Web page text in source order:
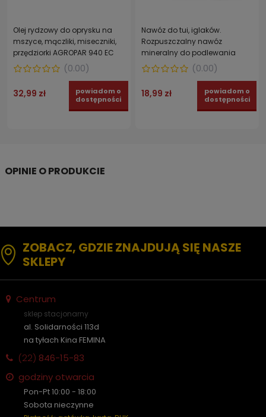
Olej rydzowy do oprysku na
mszyce, mączliki, miseczniki,
przędziorki AGROPAR 940 EC
150 ml
(0.00)
32,99 zł
powiadom o
dostępności
Nawóz do tui, iglaków.
Rozpuszczalny nawóz
mineralny do podlewania
roślin iglastych AGRECOL 350
g
(0.00)
18,99 zł
powiadom o
dostępności
ZOBACZ, GDZIE ZNAJDUJĄ SIĘ NASZE
SKLEPY
Centrum
sklep stacjonarny
al. Solidarności 113d
na tyłach Kina FEMINA
(22) 846-15-83
godziny otwarcia
Pon-Pt 10:00 - 18:00
Sobota nieczynne